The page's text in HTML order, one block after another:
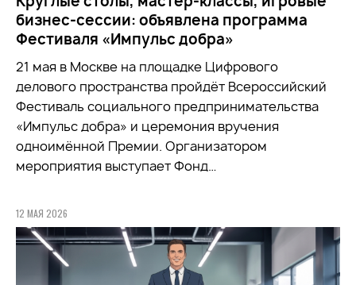
бизнес-сессии: объявлена программа
Фестиваля «Импульс добра»
21 мая в Москве на площадке Цифрового
делового пространства пройдёт Всероссийский
Фестиваль социального предпринимательства
«Импульс добра» и церемония вручения
одноимённой Премии. Организатором
мероприятия выступает Фонд…
12 МАЯ 2026